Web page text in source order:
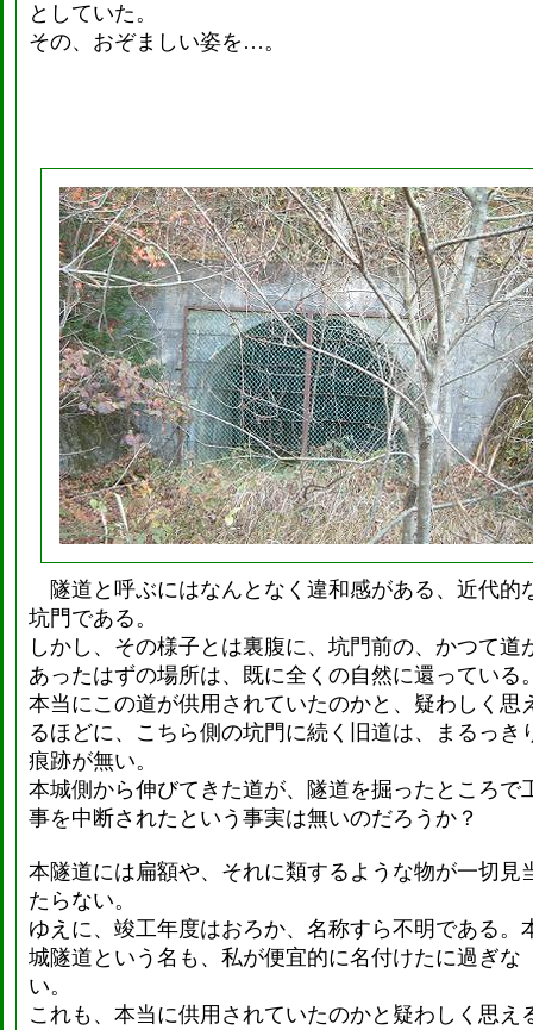
としていた。
その、おぞましい姿を…。
隧道と呼ぶにはなんとなく違和感がある、近代的
坑門である。
しかし、その様子とは裏腹に、坑門前の、かつて道
あったはずの場所は、既に全くの自然に還っている
本当にこの道が供用されていたのかと、疑わしく思
るほどに、こちら側の坑門に続く旧道は、まるっき
痕跡が無い。
本城側から伸びてきた道が、隧道を掘ったところで
事を中断されたという事実は無いのだろうか？
本隧道には扁額や、それに類するような物が一切見
たらない。
ゆえに、竣工年度はおろか、名称すら不明である。
城隧道という名も、私が便宜的に名付けたに過ぎな
い。
これも、本当に供用されていたのかと疑わしく思え